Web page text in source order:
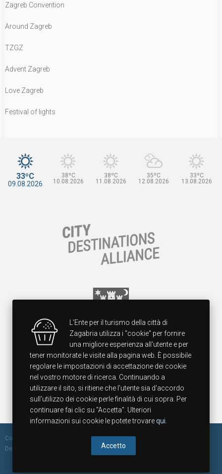
Zagreb Convention
Around Zagreb
TZGZ
Advent Zagreb
Love Zagreb
Festival of lights
33ºC
09.08.2026
38ºC
10.08.2026
38ºC
11.08.2026
35ºC
12.08.2026
33ºC
13.08.2026
Copyright 2014 Zagreb Tourist Board, All rights reserved. Design &
L'Ente per il turismo della città di
Zagabria utilizza i "cookie" per fornire
una migliore esperienza all'utente e per
tener monitorate le visite alla pagina web. È possibile
regolare le impostazioni di accettazione dei cookie
nel vostro motore di ricerca. Continuando a
utilizzare il sito, si ritiene che l'utente sia d'accordo
sull'utilizzo dei cookie perle finalità di cui sopra. Per
continuare fai clic su "Accetta". Ulteriori
informazioni sui cookie le potete trovarequi
Accetto